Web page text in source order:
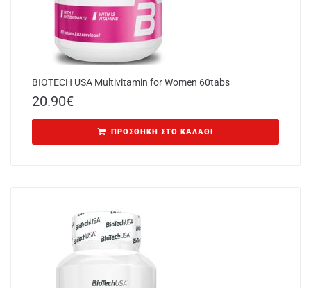
BIOTECH USA Multivitamin for Women 60tabs
20.90€
ΠΡΟΣΘΉΚΗ ΣΤΟ ΚΑΛΆΘΙ